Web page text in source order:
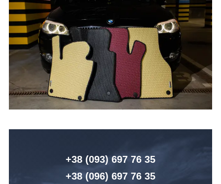
+38 (093) 697 76 35
+38 (096) 697 76 35